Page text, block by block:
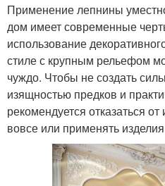
Применение лепнины
дом имеет современные
использование
стиле с крупным рельефом
чуждо. Чтобы не создать
изящностью предков и
рекомендуется отказаться
вовсе или применять